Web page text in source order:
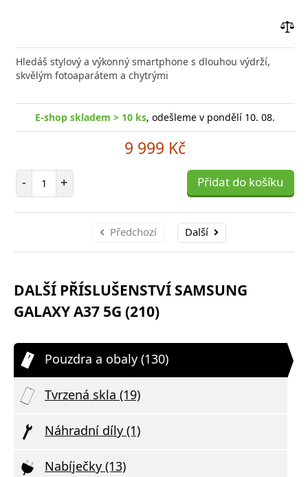
Hledáš stylový a výkonný smartphone s dlouhou výdrží,
skvělým fotoaparátem a chytrými
E-shop skladem > 10 ks, odešleme v pondělí 10. 08.
9 999 Kč
- Počet položek
+ Přidat do košíku
Předchozí Další
DALŠÍ PŘÍSLUŠENSTVÍ SAMSUNG
GALAXY A37 5G (210)
Pouzdra a obaly (130)
Tvrzená skla (19)
Náhradní díly (1)
Nabíječky (13)